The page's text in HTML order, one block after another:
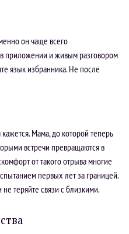
он чаще всего
приложении и живым разговором
язык избранника. Не после
Мама, до которой теперь
встречи превращаются в
от такого отрыва многие
первых лет за границей.
теряйте связи с близкими.